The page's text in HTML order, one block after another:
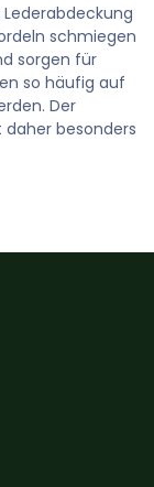
schmiegen
sorgen für
so häufig auf
Der
besonders